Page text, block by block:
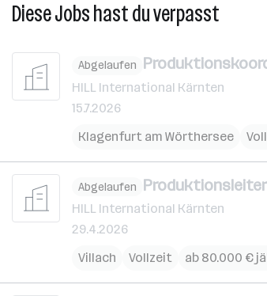
Diese Jobs hast du verpasst
Abgelaufen
HILL International Kärnten
15.7.2026
Klagenfurt am Wörthersee
Abgelaufen Produktionsleiter
HILL International Kärnten
29.4.2026
Villach
Vollzeit ab 80.000 €